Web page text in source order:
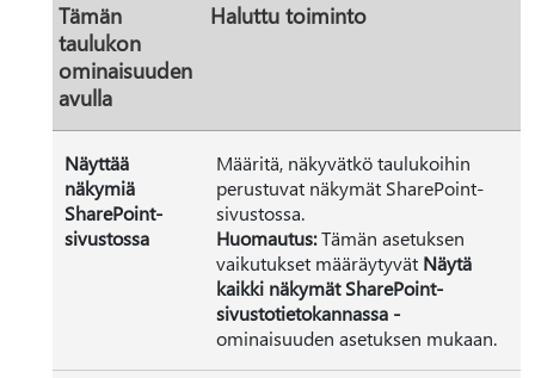
Tämän
taulukon
ominaisuuden
avulla
Haluttu toiminto
Näyttää
näkymiä
SharePoint-
sivustossa
Määritä, näkyvätkö taulukoihin
perustuvat näkymät SharePoint-
sivustossa.
Huomautus:Tämän asetuksen
vaikutukset määräytyvät Näytä
kaikki näkymät SharePoint-
sivustotietokannassa -
ominaisuuden asetuksen mukaan.